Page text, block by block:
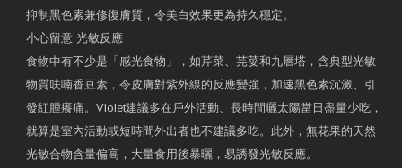
抑制黑色素兼修復膚質，令美白效果更為持久穩定。
小心留意 光敏反應
食物中有不少是「感光食物」，如芹菜、芫荽和九層塔，含典型光敏
物質呋喃香豆素，令皮膚對紫外線的反應變強，加速黑色素沉澱、引
發紅腫癢痛。Violet建議多在戶外活動、長時間曬太陽當日盡量少吃，
就算是室內活動或短時間外出者也不建議多吃。此外，無花果的天然
光敏合物含量偏高，大量食用後暴曬，易誘發光敏反應。